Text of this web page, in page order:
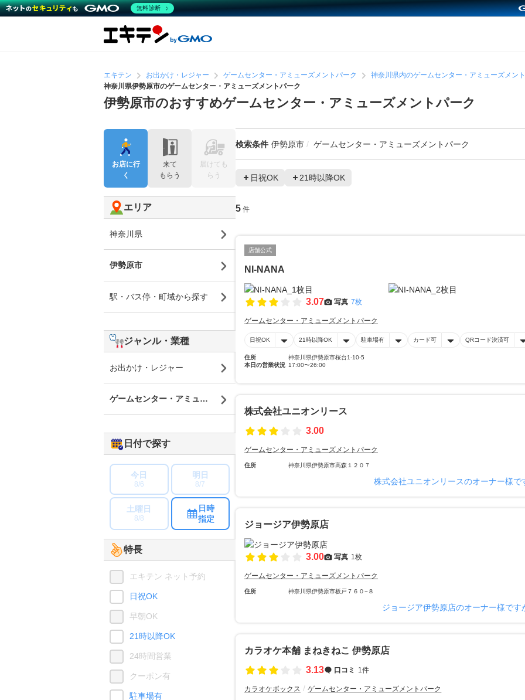
エキテン お出かけ・レジャー ゲームセンター・アミューズメントパーク
神奈川県内のゲームセンター・アミューズメン
神奈川県伊勢原市のゲームセンター・アミューズメントパーク
伊勢原市のおすすめゲームセンター・アミューズメントパーク
検索条件 伊勢原市 ゲームセンター・アミューズメントパーク
日祝OK 21時以降OK
5 件
店舗公式
NI-NANA
3.07 写真 7枚
ゲームセンター・アミューズメントパーク
日祝OK 21時以降OK 駐車場有 カード可 QRコード決済可
住所
神奈川県伊勢原市桜台1-10-5
本日の営業状況 17:00〜26:00
株式会社ユニオンリース
3.00
ゲームセンター・アミューズメントパーク
住所 神奈川県伊勢原市高森１２０７
株式会社ユニオンリースのオーナー様で
ジョージア伊勢原店
3.00 写真 1枚
ゲームセンター・アミューズメントパーク
住所 神奈川県伊勢原市板戸７６０−８
ジョージア伊勢原店のオーナー様です
カラオケ本舗 まねきねこ 伊勢原店
3.13
口コミ 1件
カラオケボックス ゲームセンター・アミューズメントパーク
お店に行
く
来て
もらう
届けても
らう
エリア
神奈川県
伊勢原市
駅・バス停・町域から探す
ジャンル・業種
お出かけ・レジャー
ゲームセンター・アミューズメントパーク
日付で探す
今日
8/6
明日
8/7
土曜日
8/8
日時
指定
特長
エキテン ネット予約
日祝OK
早朝OK
21時以降OK
24時間営業
クーポン有
駐車場有
無料診断